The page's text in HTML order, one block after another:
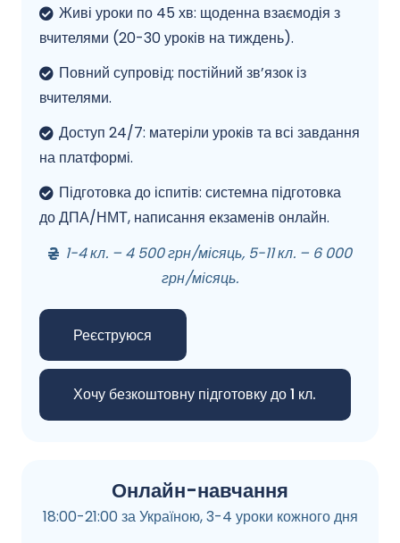
Живі уроки по 45 хв: щоденна взаємодія з
вчителями (20-30 уроків на тиждень).
Повний супровід: постійний зв’язок із
вчителями.
Доступ 24/7: матеріли уроків та всі завдання
на платформі.
Підготовка до іспитів: системна підготовка
до ДПА/НМТ, написання екзаменів онлайн.
1-4 кл. – 4 500 грн/місяць, 5-11 кл. – 6 000
грн/місяць.
Реєструюся
Хочу безкоштовну підготовку до 1 кл.
Онлайн-навчання
18:00-21:00 за Україною, 3-4 уроки кожного дня